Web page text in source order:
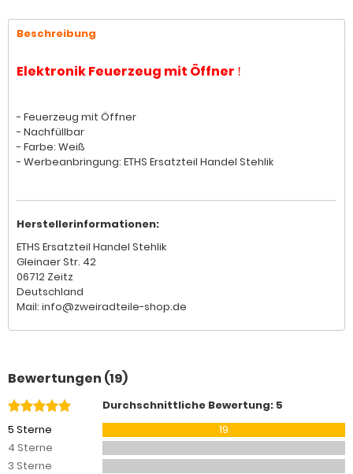
Beschreibung
Elektronik Feuerzeug mit Öffner !
- Feuerzeug mit Öffner
- Nachfüllbar
- Farbe: Weiß
- Werbeanbringung: ETHS Ersatzteil Handel Stehlik
Herstellerinformationen:
ETHS Ersatzteil Handel Stehlik
Gleinaer Str. 42
06712 Zeitz
Deutschland
Mail: info@zweiradteile-shop.de
Bewertungen (19)
Durchschnittliche Bewertung: 5
5 Sterne
19
4 Sterne
3 Sterne